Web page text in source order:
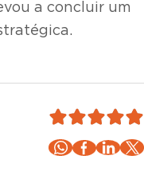
a concluir um